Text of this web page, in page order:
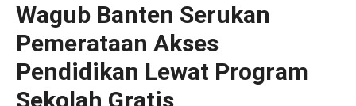
Wagub Banten Serukan
Pemerataan Akses
Pendidikan Lewat Program
Sekolah Gratis